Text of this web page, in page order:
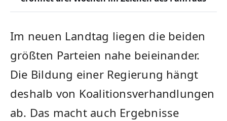
Im neuen Landtag liegen die beiden
größten Parteien nahe beieinander.
Die Bildung einer Regierung hängt
deshalb von Koalitionsverhandlungen
ab. Das macht auch Ergebnisse